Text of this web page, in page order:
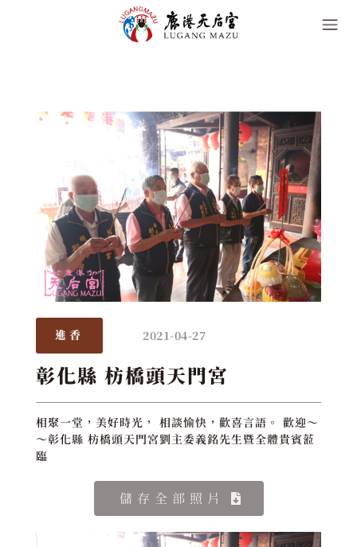
進香 2021-04-27
彰化縣 枋橋頭天門宮
相聚一堂，美好時光， 相談愉快，歡喜言語。 歡迎～
～彰化縣 枋橋頭天門宮劉主委義銘先生暨全體貴賓蒞
臨
儲存全部照片